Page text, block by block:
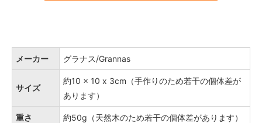
メーカー グラナス/Grannas
サイズ
約10 × 10 x 3cm（手作りのため若干の個体差が
あります）
重さ 約50g（天然木のため若干の個体差があります）